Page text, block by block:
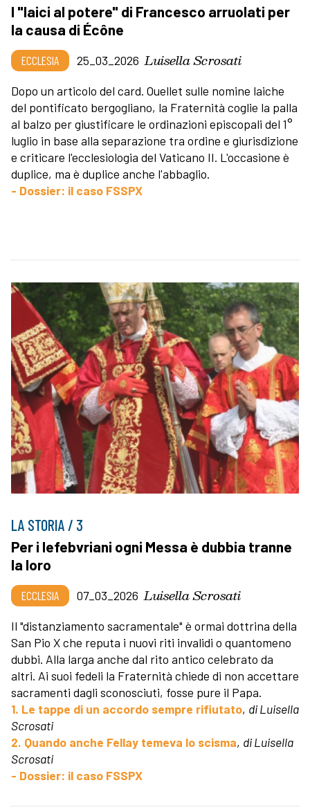
I "laici al potere" di Francesco arruolati per
la causa di Écône
ECCLESIA 25_03_2026 Luisella Scrosati
Dopo un articolo del card. Ouellet sulle nomine laiche
del pontificato bergogliano, la Fraternità coglie la palla
al balzo per giustificare le ordinazioni episcopali del 1°
luglio in base alla separazione tra ordine e giurisdizione
e criticare l'ecclesiologia del Vaticano II. L'occasione è
duplice, ma è duplice anche l'abbaglio.
- Dossier: il caso FSSPX
LA STORIA / 3
Per i lefebvriani ogni Messa è dubbia tranne
la loro
ECCLESIA 07_03_2026 Luisella Scrosati
Il "distanziamento sacramentale" è ormai dottrina della
San Pio X che reputa i nuovi riti invalidi o quantomeno
dubbi. Alla larga anche dal rito antico celebrato da
altri. Ai suoi fedeli la Fraternità chiede di non accettare
sacramenti dagli sconosciuti, fosse pure il Papa.
1. Le tappe di un accordo sempre rifiutato, di Luisella
Scrosati
2. Quando anche Fellay temeva lo scisma, di Luisella
Scrosati
- Dossier: il caso FSSPX